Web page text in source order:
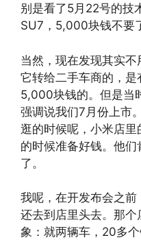
别是看了5月22号的技
SU7，5,000块钱不要
当然，现在发现其实
它转给二手车商的，
5,000块钱的。但是当
强调说我们7月份上市
逛的时候呢，小米店
的时候准备好钱。他们
了。
我呢，在开发布会之
还去到店里头去。那
象：就两辆车，20多